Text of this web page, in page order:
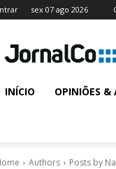
sex 07 ago 2026
INÍCIO OPINIÕES &
Authors Posts by